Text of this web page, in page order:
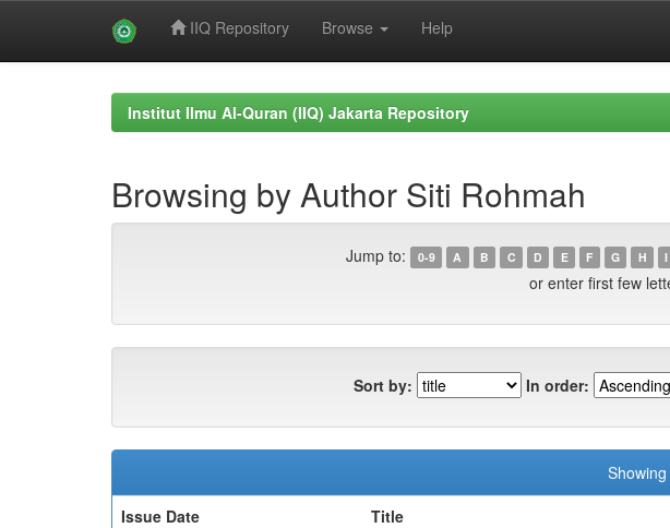
IIQ Repository Browse Help
Institut Ilmu Al-Quran (IIQ) Jakarta Repository
Browsing by Author Siti Rohmah
Jump to: 0-9 A B C D E F G H I
or enter first few
Sort by: In order:
Issue Date
Title